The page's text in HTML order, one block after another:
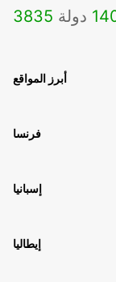
3835 دولة
أبرز المواقع
فرنسا
إسبانيا
إيطاليا